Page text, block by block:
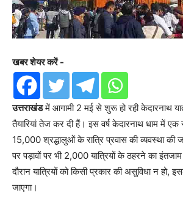
खबर शेयर करें -
उत्तराखंडमें आगामी 2 मई से शुरू हो रही केदारनाथ
तैयारियां तेज कर दी हैं। इस वर्ष केदारनाथ धाम में
15,000 श्रद्धालुओं के रात्रि प्रवास की व्यवस्था की
पर पड़ावों पर भी 2,000 यात्रियों के ठहरने का
दौरान यात्रियों को किसी प्रकार की असुविधा न हो,
जाएगा।